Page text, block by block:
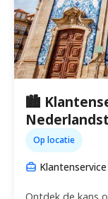
🏙️
Op locatie
Klantenservice